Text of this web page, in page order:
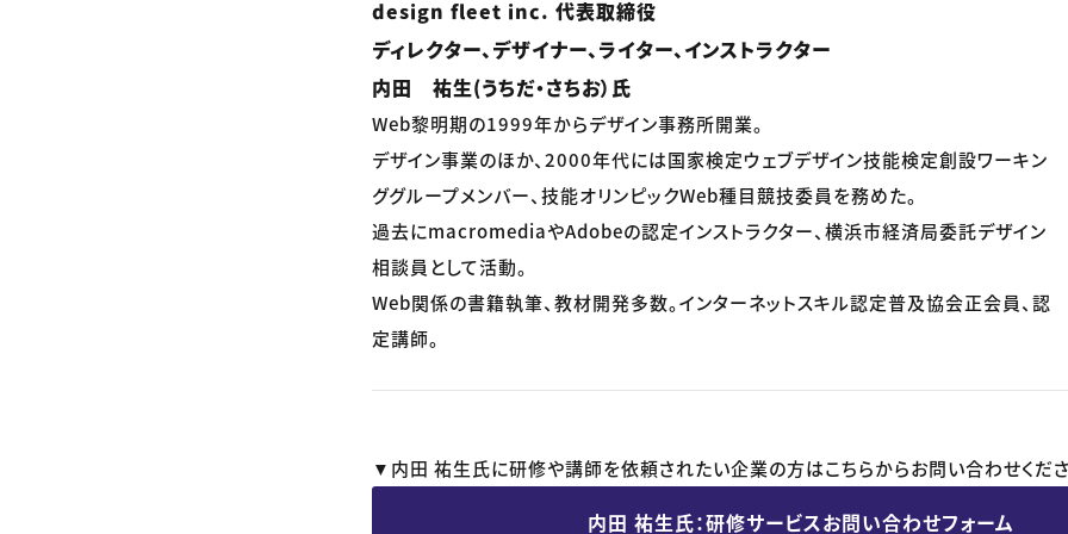
design fleet inc. 代表取締役
ディレクター、デザイナー、ライター、インストラクター
内田 祐生(うちだ・さちお）氏
Web黎明期の1999年からデザイン事務所開業。
デザイン事業のほか、2000年代には国家検定ウェブデザイン技能検定創設ワーキン
ググループメンバー、技能オリンピックWeb種目競技委員を務めた。
過去にmacromediaやAdobeの認定インストラクター、横浜市経済局委託デザイン
相談員として活動。
Web関係の書籍執筆、教材開発多数。インターネットスキル認定普及協会正会員、認
定講師。
▼内田 祐生氏に研修や講師を依頼されたい企業の方はこちらからお問い合わせくださ
内田 祐生氏：研修サービスお問い合わせフォーム